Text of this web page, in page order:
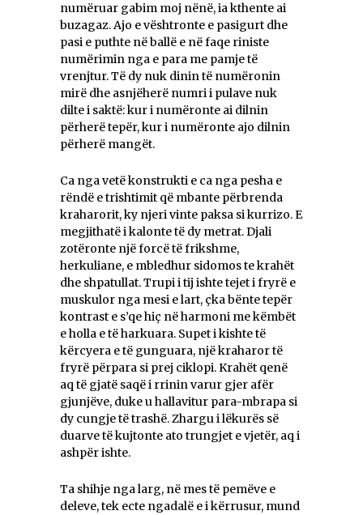
numëruar gabim moj nënë, ia kthente ai
buzagaz. Ajo e vështronte e pasigurt dhe
pasi e puthte në ballë e në faqe riniste
numërimin nga e para me pamje të
vrenjtur. Të dy nuk dinin të numëronin
mirë dhe asnjëherë numri i pulave nuk
dilte i saktë: kur i numëronte ai dilnin
përherë tepër, kur i numëronte ajo dilnin
përherë mangët.
Ca nga vetë konstrukti e ca nga pesha e
rëndë e trishtimit që mbante përbrenda
kraharorit, ky njeri vinte paksa si kurrizo. E
megjithatë i kalonte të dy metrat. Djali
zotëronte një forcë të frikshme,
herkuliane, e mbledhur sidomos te krahët
dhe shpatullat. Trupi i tij ishte tejet i fryrë e
muskulor nga mesi e lart, çka bënte tepër
kontrast e s’qe hiç në harmoni me këmbët
e holla e të harkuara. Supet i kishte të
kërcyera e të gunguara, një kraharor të
fryrë përpara si prej ciklopi. Krahët qenë
aq të gjatë saqë i rrinin varur gjer afër
gjunjëve, duke u hallavitur para-mbrapa si
dy cungje të trashë. Zhargu i lëkurës së
duarve të kujtonte ato trungjet e vjetër, aq i
ashpër ishte.
Ta shihje nga larg, në mes të pemëve e
deleve, tek ecte ngadalë e i kërrusur, mund